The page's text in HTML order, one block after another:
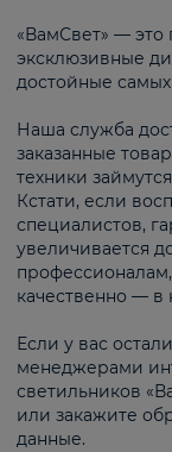
«ВамСвет» —
эксклюзивные
достойные
Наша служба
заказанные
техники
Кстати, если
специалистов,
увеличивается
качественно —
Если у вас
менеджерами
светильников
или закажите
данные.